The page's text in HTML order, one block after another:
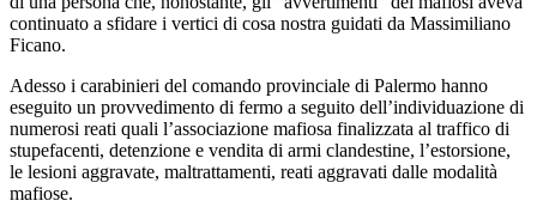
continuato a sfidare i vertici di cosa nostra guidati da Massimiliano
Ficano.
Adesso i carabinieri del comando provinciale di Palermo hanno
eseguito un provvedimento di fermo a seguito dell’individuazione di
numerosi reati quali l’associazione mafiosa finalizzata al traffico di
stupefacenti, detenzione e vendita di armi clandestine, l’estorsione,
le lesioni aggravate, maltrattamenti, reati aggravati dalle modalità
mafiose.